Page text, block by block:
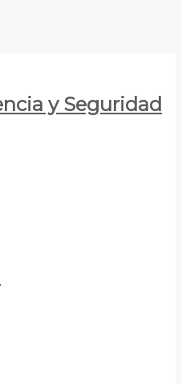
y Seguridad